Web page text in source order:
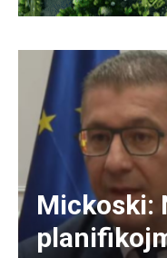
Mickoski: